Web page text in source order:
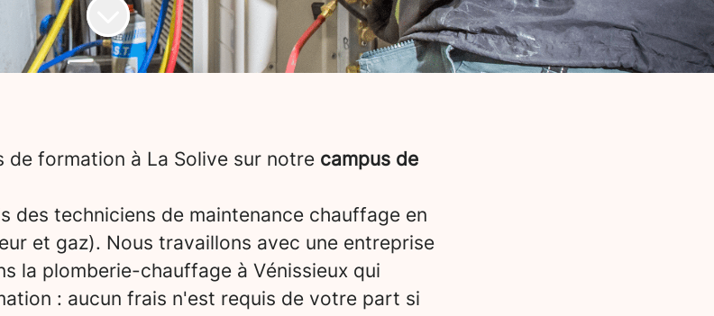
de formation à La Solive sur notre campus de
des techniciens de maintenance chauffage en
et gaz). Nous travaillons avec une entreprise
la plomberie-chauffage à Vénissieux qui
: aucun frais n'est requis de votre part si